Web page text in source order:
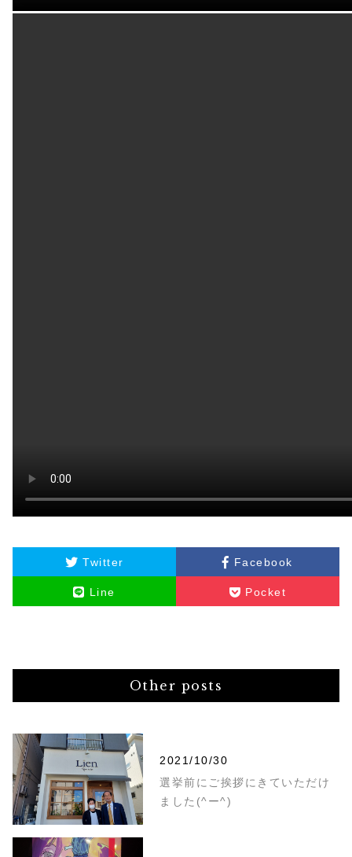
Twitter Facebook
Line Pocket
Other posts
2021/10/30
選挙前にご挨拶にきていただけ
ました(^ー^)